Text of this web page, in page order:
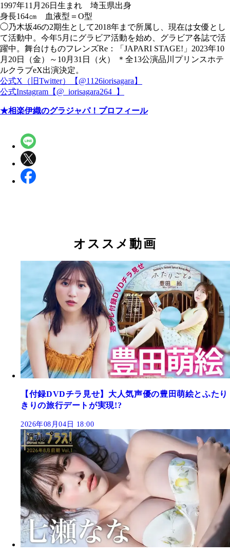
1997年11月26日生まれ 埼玉県出身
身長164㎝ 血液型＝O型
◯乃木坂46の2期生として2018年まで所属し、現在は女優とし
て活動中。今年5月にグラビア活動を始め、グラビア各誌で活
躍中。舞台けものフレンズRe：「JAPARI STAGE!」2023年10
月20日（金）～10月31日（火） ＊全13公演品川プリンスホテ
ルクラブeX出演決定。
公式X（旧Twitter）【@1126iorisagara】
公式Instagram【@_iorisagara264_】
★相楽伊織のグラジャパ！プロフィール
オススメ動画
【付録DVDチラ見せ】大人気声優の豊田萌絵とふたり
きりの旅行デートが実現!?
2026年08月04日 18:00